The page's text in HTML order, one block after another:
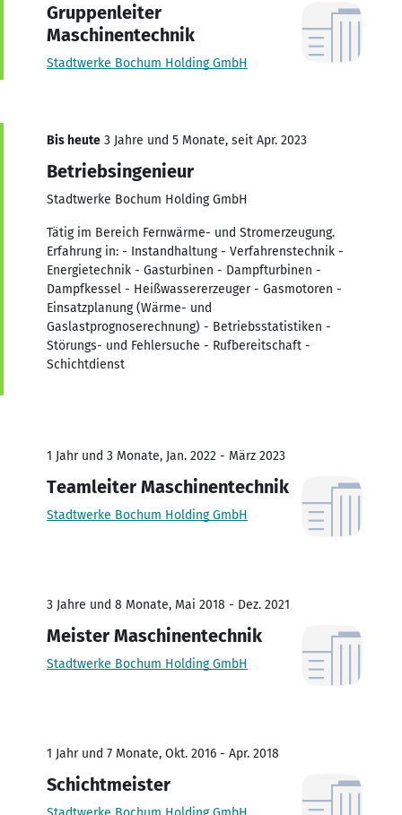
Gruppenleiter
Maschinentechnik
Stadtwerke Bochum Holding GmbH
Bis heute 3 Jahre und 5 Monate, seit Apr. 2023
Betriebsingenieur
Stadtwerke Bochum Holding GmbH
Tätig im Bereich Fernwärme- und Stromerzeugung.
Erfahrung in: - Instandhaltung - Verfahrenstechnik -
Energietechnik - Gasturbinen - Dampfturbinen -
Dampfkessel - Heißwassererzeuger - Gasmotoren -
Einsatzplanung (Wärme- und
Gaslastprognoserechnung) - Betriebsstatistiken -
Störungs- und Fehlersuche - Rufbereitschaft -
Schichtdienst
1 Jahr und 3 Monate, Jan. 2022 - März 2023
Teamleiter Maschinentechnik
Stadtwerke Bochum Holding GmbH
3 Jahre und 8 Monate, Mai 2018 - Dez. 2021
Meister Maschinentechnik
Stadtwerke Bochum Holding GmbH
1 Jahr und 7 Monate, Okt. 2016 - Apr. 2018
Schichtmeister